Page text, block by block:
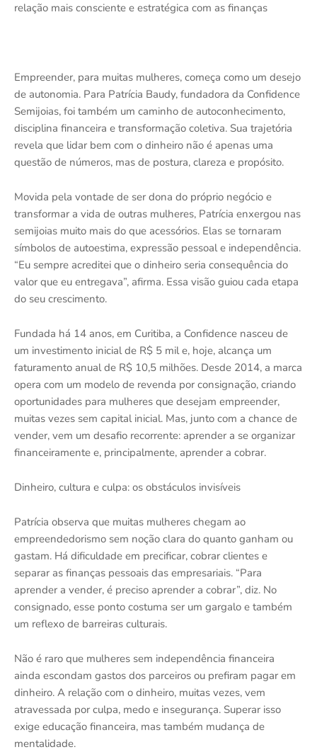
relação mais consciente e estratégica com as finanças
Empreender, para muitas mulheres, começa como um desejo
de autonomia. Para Patrícia Baudy, fundadora da Confidence
Semijoias, foi também um caminho de autoconhecimento,
disciplina financeira e transformação coletiva. Sua trajetória
revela que lidar bem com o dinheiro não é apenas uma
questão de números, mas de postura, clareza e propósito.
Movida pela vontade de ser dona do próprio negócio e
transformar a vida de outras mulheres, Patrícia enxergou nas
semijoias muito mais do que acessórios. Elas se tornaram
símbolos de autoestima, expressão pessoal e independência.
“Eu sempre acreditei que o dinheiro seria consequência do
valor que eu entregava”, afirma. Essa visão guiou cada etapa
do seu crescimento.
Fundada há 14 anos, em Curitiba, a Confidence nasceu de
um investimento inicial de R$ 5 mil e, hoje, alcança um
faturamento anual de R$ 10,5 milhões. Desde 2014, a marca
opera com um modelo de revenda por consignação, criando
oportunidades para mulheres que desejam empreender,
muitas vezes sem capital inicial. Mas, junto com a chance de
vender, vem um desafio recorrente: aprender a se organizar
financeiramente e, principalmente, aprender a cobrar.
Dinheiro, cultura e culpa: os obstáculos invisíveis
Patrícia observa que muitas mulheres chegam ao
empreendedorismo sem noção clara do quanto ganham ou
gastam. Há dificuldade em precificar, cobrar clientes e
separar as finanças pessoais das empresariais. “Para
aprender a vender, é preciso aprender a cobrar”, diz. No
consignado, esse ponto costuma ser um gargalo e também
um reflexo de barreiras culturais.
Não é raro que mulheres sem independência financeira
ainda escondam gastos dos parceiros ou prefiram pagar em
dinheiro. A relação com o dinheiro, muitas vezes, vem
atravessada por culpa, medo e insegurança. Superar isso
exige educação financeira, mas também mudança de
mentalidade.